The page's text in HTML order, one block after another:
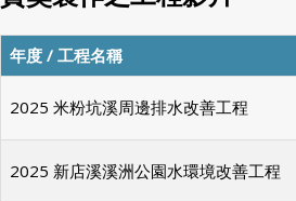
質獎製作之工程影片
年度 / 工程名稱